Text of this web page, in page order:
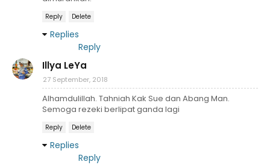
Reply Delete
Replies
Reply
Illya LeYa
27 September, 2018
Alhamdulillah. Tahniah Kak Sue dan Abang Man.
Semoga rezeki berlipat ganda lagi
Reply Delete
Replies
Reply